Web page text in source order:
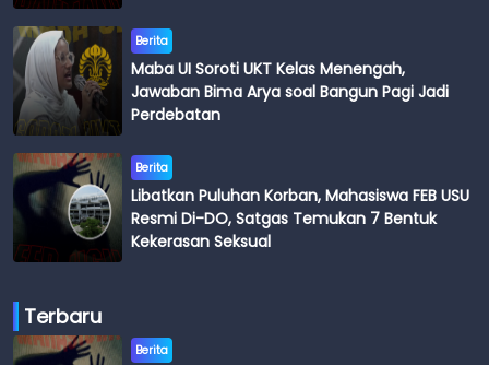
Berita
Maba UI Soroti UKT Kelas Menengah,
Jawaban Bima Arya soal Bangun Pagi Jadi
Perdebatan
Berita
Libatkan Puluhan Korban, Mahasiswa FEB USU
Resmi Di-DO, Satgas Temukan 7 Bentuk
Kekerasan Seksual
Terbaru
Berita